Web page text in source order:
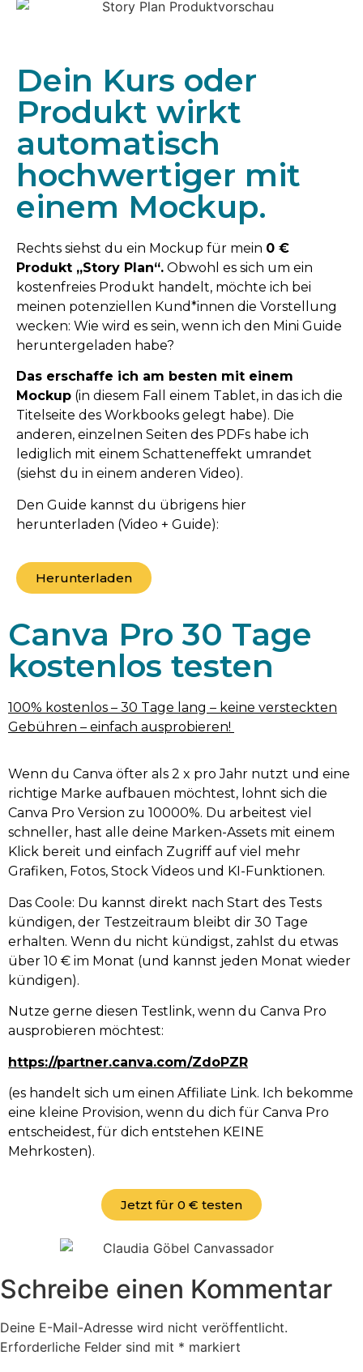
Dein Kurs oder
Produkt wirkt
automatisch
hochwertiger mit
einem Mockup.
Rechts siehst du ein Mockup für mein 0 €
Produkt „Story Plan“. Obwohl es sich um ein
kostenfreies Produkt handelt, möchte ich bei
meinen potenziellen Kund*innen die Vorstellung
wecken: Wie wird es sein, wenn ich den Mini Guide
heruntergeladen habe?
Das erschaffe ich am besten mit einem
Mockup (in diesem Fall einem Tablet, in das ich die
Titelseite des Workbooks gelegt habe). Die
anderen, einzelnen Seiten des PDFs habe ich
lediglich mit einem Schatteneffekt umrandet
(siehst du in einem anderen Video).
Den Guide kannst du übrigens hier
herunterladen (Video + Guide):
Herunterladen
Canva Pro 30 Tage
kostenlos testen
100% kostenlos – 30 Tage lang – keine versteckten
Gebühren – einfach ausprobieren!
Wenn du Canva öfter als 2 x pro Jahr nutzt und eine
richtige Marke aufbauen möchtest, lohnt sich die
Canva Pro Version zu 10000%. Du arbeitest viel
schneller, hast alle deine Marken-Assets mit einem
Klick bereit und einfach Zugriff auf viel mehr
Grafiken, Fotos, Stock Videos und KI-Funktionen.
Das Coole: Du kannst direkt nach Start des Tests
kündigen, der Testzeitraum bleibt dir 30 Tage
erhalten. Wenn du nicht kündigst, zahlst du etwas
über 10 € im Monat (und kannst jeden Monat wieder
kündigen).
Nutze gerne diesen Testlink, wenn du Canva Pro
ausprobieren möchtest:
https://partner.canva.com/ZdoPZR
(es handelt sich um einen Affiliate Link. Ich bekomme
eine kleine Provision, wenn du dich für Canva Pro
entscheidest, für dich entstehen KEINE
Mehrkosten).
Jetzt für 0 € testen
Schreibe einen Kommentar
Deine E-Mail-Adresse wird nicht veröffentlicht.
Erforderliche Felder sind mit * markiert